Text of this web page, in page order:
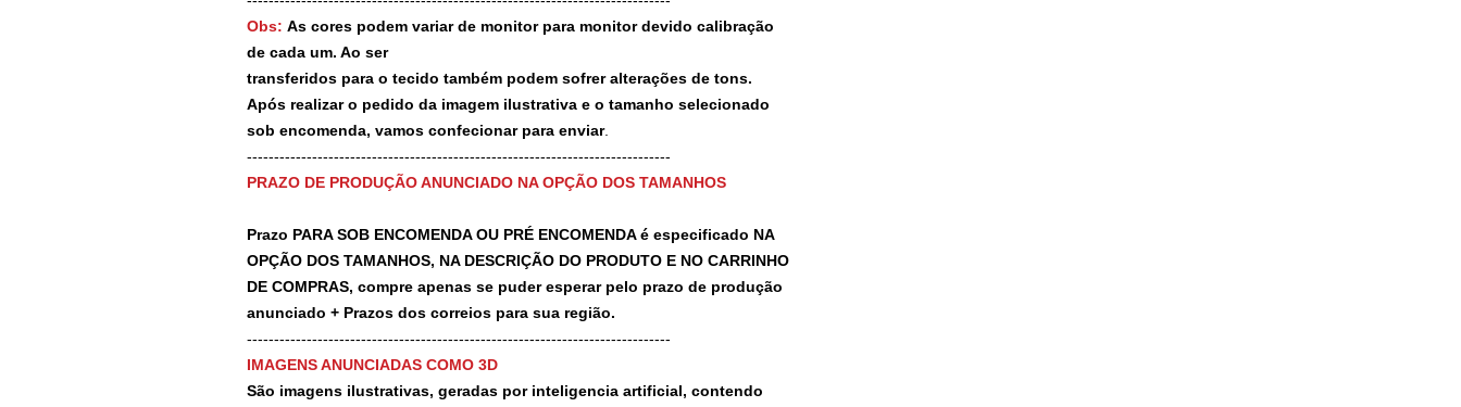
Obs: As cores podem variar de monitor para monitor devido calibração
de cada um. Ao ser
transferidos para o tecido também podem sofrer alterações de tons.
Após realizar o pedido da imagem ilustrativa e o tamanho selecionado
sob encomenda, vamos confecionar para enviar.
------------------------------------------------------------------------------
PRAZO DE PRODUÇÃO ANUNCIADO NA OPÇÃO DOS TAMANHOS
Prazo PARA SOB ENCOMENDA OU PRÉ ENCOMENDA é especificado NA
OPÇÃO DOS TAMANHOS, NA DESCRIÇÃO DO PRODUTO E NO CARRINHO
DE COMPRAS, compre apenas se puder esperar pelo prazo de produção
anunciado + Prazos dos correios para sua região.
------------------------------------------------------------------------------
IMAGENS ANUNCIADAS COMO 3D
São imagens ilustrativas, geradas por inteligencia artificial, contendo